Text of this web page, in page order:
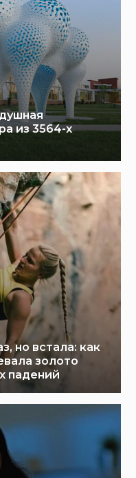
из 3564-х
но встала: как
золото
падений